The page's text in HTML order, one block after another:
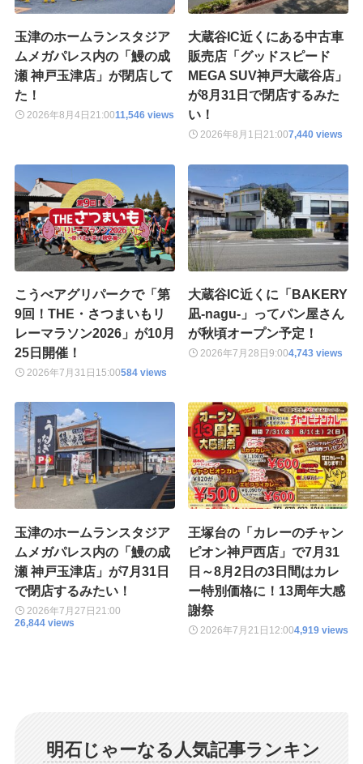
玉津のホームランスタジア
ムメガパレス内の「鰻の成
瀬 神戸玉津店」が閉店して
た！
2026年8月4日 21:0011,546 views
大蔵谷IC近くにある中古車
販売店「グッドスピード
MEGA SUV神戸大蔵谷店」
が8月31日で閉店するみた
い！
2026年8月1日21:007,440 views
こうべアグリパークで「第
9回！THE・さつまいもリ
レーマラソン2026」が10月
25日開催！
2026年7月31日 15:00584 views
大蔵谷IC近くに「BAKERY
凪-nagu-」ってパン屋さん
が秋頃オープン予定！
2026年7月28日9:004,743 views
玉津のホームランスタジア
ムメガパレス内の「鰻の成
瀬 神戸玉津店」が7月31日
で閉店するみたい！
2026年7月27日 21:00
26,844 views
王塚台の「カレーのチャン
ピオン神戸西店」で7月31
日～8月2日の3日間はカレ
ー特別価格に！13周年大感
謝祭
2026年7月21日 12:004,919 views
明石じゃーなる人気記事ランキン